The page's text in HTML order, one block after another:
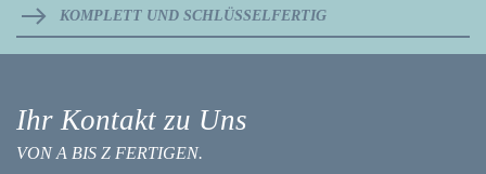
KOMPLETT UND SCHLÜSSELFERTIG
Ihr Kontakt zu Uns
VON A BIS Z FERTIGEN.